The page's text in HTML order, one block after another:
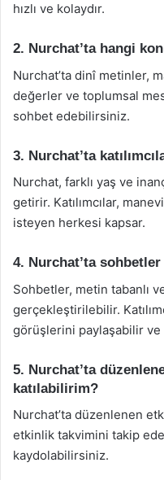
hızlı ve kolaydır.
2. Nurchat’ta hangi
Nurchat’ta dinî metinler,
değerler ve toplumsal
sohbet edebilirsiniz.
3. Nurchat’ta
Nurchat, farklı yaş ve
getirir. Katılımcılar,
isteyen herkesi kapsar.
4. Nurchat’ta
Sohbetler, metin tabanlı
gerçekleştirilebilir.
görüşlerini paylaşabilir
5. Nurchat’ta
katılabilirim?
Nurchat’ta düzenlenen
etkinlik takvimini takip
kaydolabilirsiniz.